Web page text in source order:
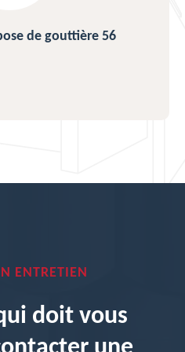
de gouttière 56
ENTRETIEN
doit vous